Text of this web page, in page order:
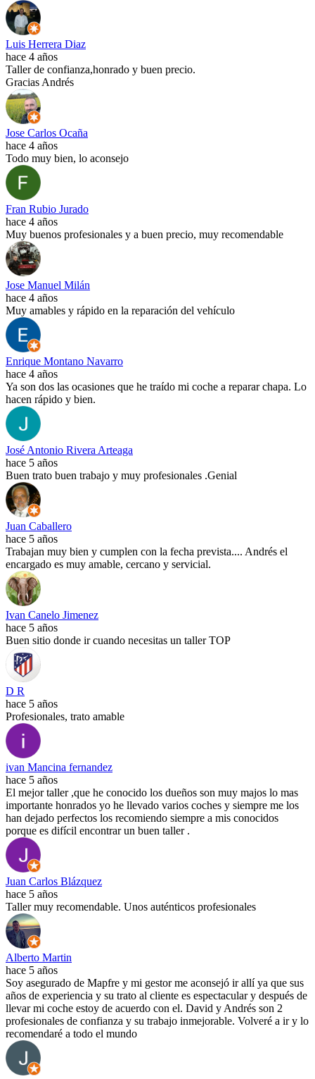
Luis Herrera Diaz
hace 4 años
Taller de confianza,honrado y buen precio.
Gracias Andrés
Jose Carlos Ocaña
hace 4 años
Todo muy bien, lo aconsejo
Fran Rubio Jurado
hace 4 años
Muy buenos profesionales y a buen precio, muy recomendable
Jose Manuel Milán
hace 4 años
Muy amables y rápido en la reparación del vehículo
Enrique Montano Navarro
hace 4 años
Ya son dos las ocasiones que he traído mi coche a reparar chapa. Lo
hacen rápido y bien.
José Antonio Rivera Arteaga
hace 5 años
Buen trato buen trabajo y muy profesionales .Genial
Juan Caballero
hace 5 años
Trabajan muy bien y cumplen con la fecha prevista.... Andrés el
encargado es muy amable, cercano y servicial.
Ivan Canelo Jimenez
hace 5 años
Buen sitio donde ir cuando necesitas un taller TOP
D R
hace 5 años
Profesionales, trato amable
ivan Mancina fernandez
hace 5 años
El mejor taller ,que he conocido los dueños son muy majos lo mas
importante honrados yo he llevado varios coches y siempre me los
han dejado perfectos los recomiendo siempre a mis conocidos
porque es difícil encontrar un buen taller .
Juan Carlos Blázquez
hace 5 años
Taller muy recomendable. Unos auténticos profesionales
Alberto Martin
hace 5 años
Soy asegurado de Mapfre y mi gestor me aconsejó ir allí ya que sus
años de experiencia y su trato al cliente es espectacular y después de
llevar mi coche estoy de acuerdo con el. David y Andrés son 2
profesionales de confianza y su trabajo inmejorable. Volveré a ir y lo
recomendaré a todo el mundo